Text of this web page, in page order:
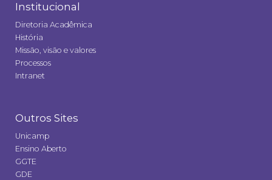
Institucional
Diretoria Acadêmica
História
Missão, visão e valores
Processos
Intranet
Outros Sites
Unicamp
Ensino Aberto
GGTE
GDE